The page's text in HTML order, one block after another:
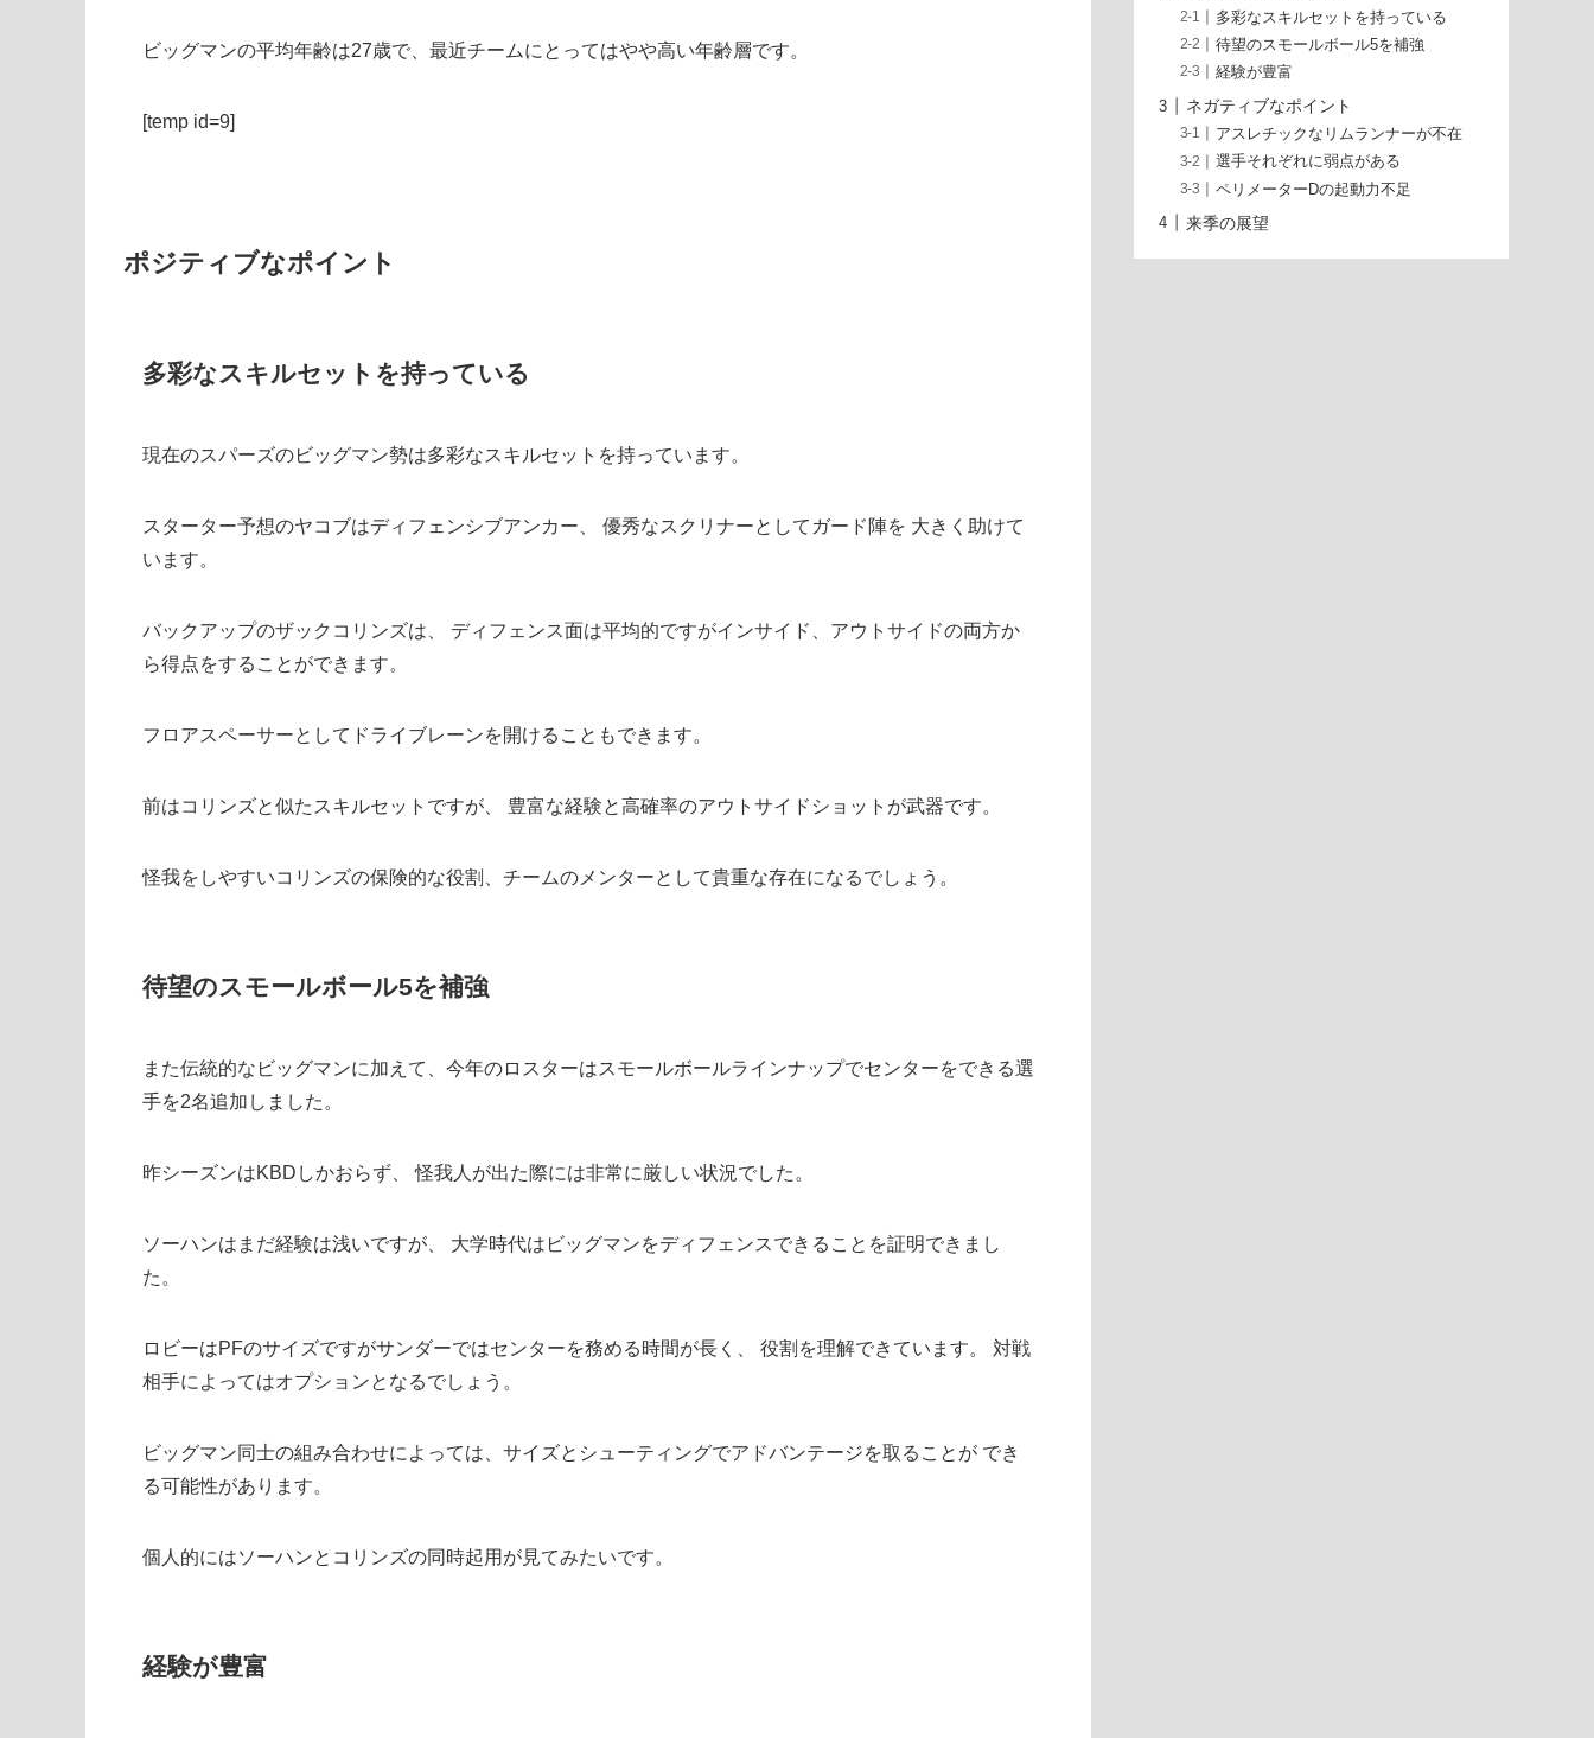
ビッグマンの平均年齢は27歳で、最近チームにとってはやや高い年齢層です。
[temp id=9]
ポジティブなポイント
多彩なスキルセットを持っている
現在のスパーズのビッグマン勢は多彩なスキルセットを持っています。
スターター予想のヤコブはディフェンシブアンカー、 優秀なスクリナーとしてガード陣を 大きく助けて
います。
バックアップのザックコリンズは、 ディフェンス面は平均的ですがインサイド、アウトサイドの両方か
ら得点をすることができます。
フロアスペーサーとしてドライブレーンを開けることもできます。
前はコリンズと似たスキルセットですが、 豊富な経験と高確率のアウトサイドショットが武器です。
怪我をしやすいコリンズの保険的な役割、チームのメンターとして貴重な存在になるでしょう。
待望のスモールボール5を補強
また伝統的なビッグマンに加えて、今年のロスターはスモールボールラインナップでセンターをできる選
手を2名追加しました。
昨シーズンはKBDしかおらず、 怪我人が出た際には非常に厳しい状況でした。
ソーハンはまだ経験は浅いですが、 大学時代はビッグマンをディフェンスできることを証明できまし
た。
ロビーはPFのサイズですがサンダーではセンターを務める時間が長く、 役割を理解できています。 対戦
相手によってはオプションとなるでしょう。
ビッグマン同士の組み合わせによっては、サイズとシューティングでアドバンテージを取ることが でき
る可能性があります。
個人的にはソーハンとコリンズの同時起用が見てみたいです。
経験が豊富
多彩なスキルセットを持っている
待望のスモールボール5を補強
経験が豊富
ネガティブなポイント
アスレチックなリムランナーが不在
選手それぞれに弱点がある
ペリメーターDの起動力不足
来季の展望